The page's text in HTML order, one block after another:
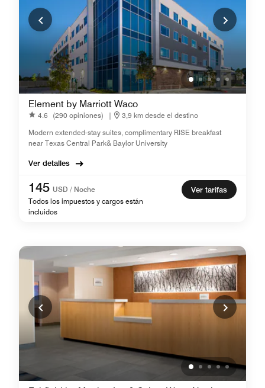
Element by Marriott Waco
4.6 (290 opiniones) |
3,9 km desde el destino
Modern extended-stay suites, complimentary RISE breakfast
near Texas Central Park& Baylor University
Ver detalles
145 USD / Noche
Todos los impuestos y cargos están
incluidos
Ver tarifas